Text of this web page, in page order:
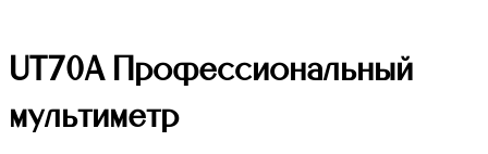
UT70A Профессиональный
мультиметр